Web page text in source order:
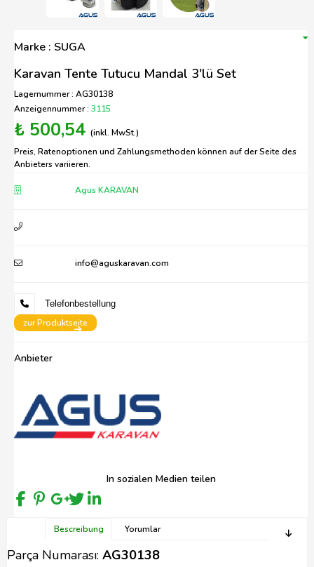
Marke : SUGA
Karavan Tente Tutucu Mandal 3'lü Set
Lagernummer : AG30138
Anzeigennummer : 3115
₺ 500,54 (inkl. MwSt.)
Preis, Ratenoptionen und Zahlungsmethoden können auf der Seite des
Anbieters variieren.
Agus KARAVAN
info@aguskaravan.com
Telefonbestellung
zur Produktseite
Anbieter
In sozialen Medien teilen
Bescreibung Yorumlar
Parça Numarası: AG30138